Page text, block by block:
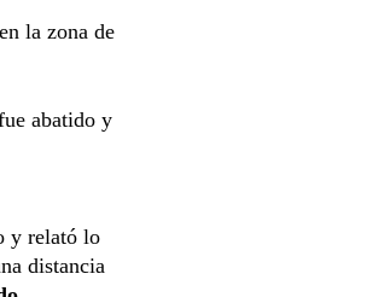
la zona de
abatido y
y relató lo
distancia